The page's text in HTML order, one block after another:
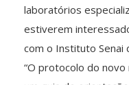
laboratórios
estiverem
com o Instituto Senai
“O protocolo do